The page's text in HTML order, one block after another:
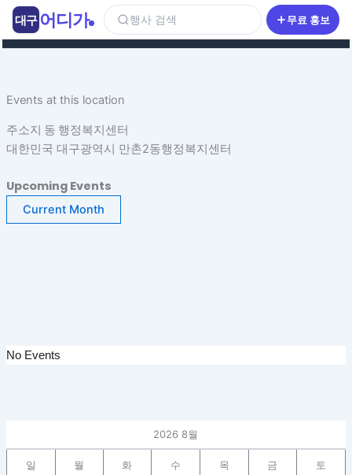
츠
너
뛰
Events at this location
주소지 동 행정복지센터
대한민국 대구광역시 만촌2동행정복지센터
Upcoming Events
Current Month
No Events
2026 8월
일 월 화 수 목 금 토
대구 어디가 행사 검색 무료 홍보